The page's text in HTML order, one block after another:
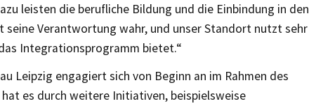
leisten die berufliche Bildung und die Einbindung in den
seine Verantwortung wahr, und unser Standort nutzt sehr
Integrationsprogramm bietet.“
Leipzig engagiert sich von Beginn an im Rahmen des
es durch weitere Initiativen, beispielsweise